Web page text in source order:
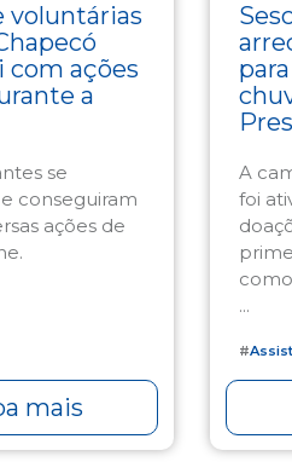
voluntárias
ações
a
se
conseguiram
ações de
mais
A
foi
...
#